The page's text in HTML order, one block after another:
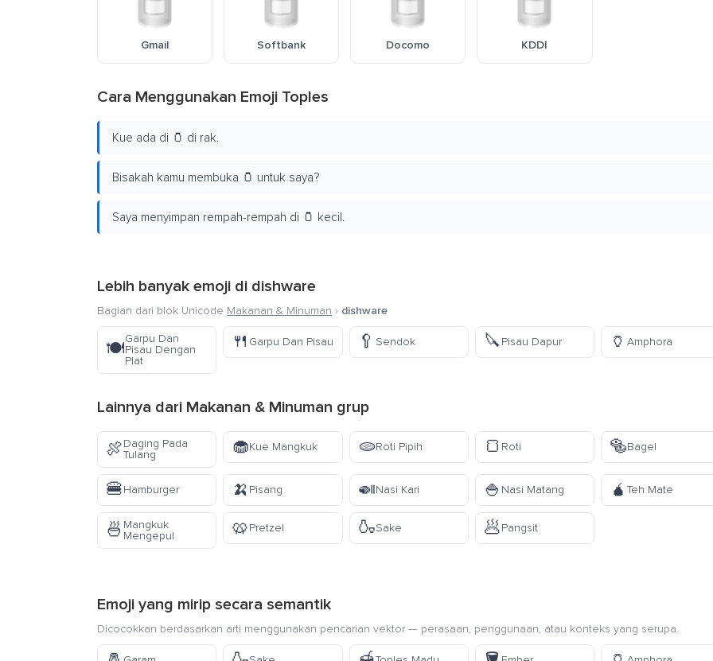
Gmail Softbank Docomo KDDI
Cara Menggunakan Emoji Toples
Kue ada di 🫙 di rak.
Bisakah kamu membuka 🫙 untuk saya?
Saya menyimpan rempah-rempah di 🫙 kecil.
Lebih banyak emoji di dishware
Bagian dari blok Unicode Makanan & Minuman › dishware
🍽️
Garpu Dan
Pisau Dengan
Plat
🍴 Garpu Dan Pisau 🥄 Sendok 🔪Pisau Dapur 🏺Amphora
Lainnya dari Makanan & Minuman grup
🍖Daging Pada
Tulang
🧁Kue Mangkuk 🫓Roti Pipih 🍞 Roti 🥯Bagel
🍔Hamburger 🍌 Pisang 🍛Nasi Kari 🍚 Nasi Matang 🧉Teh Mate
🍜 Mangkuk
Mengepul
🥨Pretzel 🍶Sake 🥟Pangsit
Emoji yang mirip secara semantik
Dicocokkan berdasarkan arti menggunakan pencarian vektor — perasaan, penggunaan, atau konteks yang serupa.